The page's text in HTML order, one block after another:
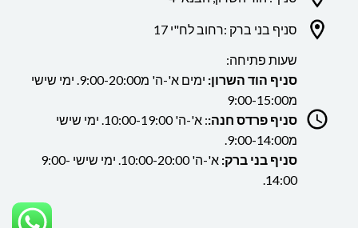
סניף בני ברק :רחוב לח"י 17
שעות פתיחה:
סניף הוד השרון:
ימים א'-ה' מ9:00-20:00. ימי שישי
מ9:00-15:00
סניף פרדס חנה:
: א'-ה' 10:00-19:00. ימי שישי
מ9:00-14:00.
סניף בני ברק:
א'-ה' 10:00-20:00. ימי שישי 9:00-
14:00.